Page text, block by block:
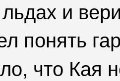
и
понять
что Кая